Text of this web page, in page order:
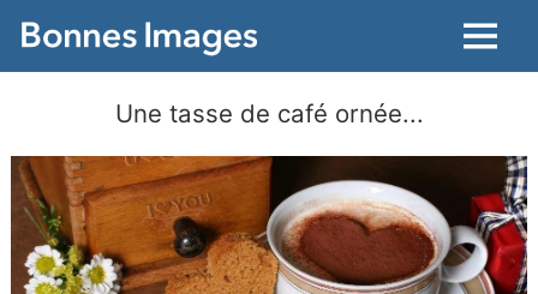
Menu
Une tasse de café ornée...